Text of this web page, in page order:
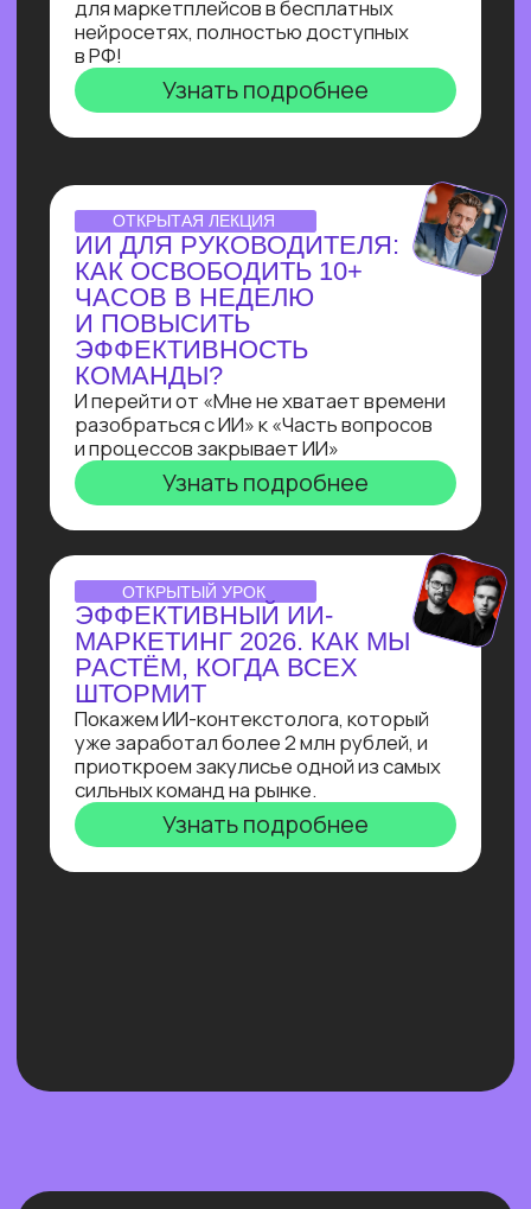
ПРАКТИКУМ
ПО ЧАТ-БОТАМ:КАК
НАЧАТЬ ЗАРАБАТЫВАТЬ
НА БОТАХ В ЭПОХУ
БЛОКИРОВОК
В прямом эфире технический директор
разберет процесс выполнения заказа:
от получения ТЗ
до сборки. И поделится, как новичку
создавать востребованные решения
для бизнеса, за которые готовы
платить от 100 000 рублей!
Узнать подробнее
Узнать подробнее
ОНЛАЙН-ИНТЕНСИВ
СОЗДАЙ БОТА-
С НУЛЯ!
Всего за три урока ты выполнишь
реальный заказ с биржи: соберёшь
полноценного бота-нутрициолога
с ИИI-ассистентом
на Salebot и поймешь, можешь ли
ты зарабатывать на разработке чат-
ботов от 100 т.р.
Узнать подробнее
инструментов!